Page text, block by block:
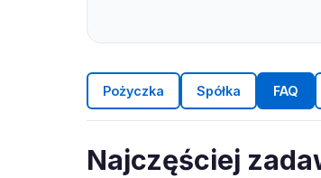
Pożyczka Spółka FAQ
Najczęściej